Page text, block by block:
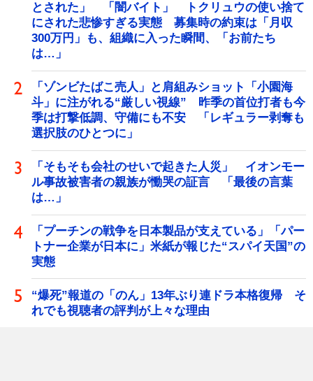
とされた」 「闇バイト」 トクリュウの使い捨て
にされた悲惨すぎる実態 募集時の約束は「月収
300万円」も、組織に入った瞬間、「お前たち
は…」
「ゾンビたばこ売人」と肩組みショット「小園海
斗」に注がれる“厳しい視線” 昨季の首位打者も今
季は打撃低調、守備にも不安 「レギュラー剥奪も
選択肢のひとつに」
「そもそも会社のせいで起きた人災」 イオンモー
ル事故被害者の親族が慟哭の証言 「最後の言葉
は…」
「プーチンの戦争を日本製品が支えている」「パー
トナー企業が日本に」米紙が報じた“スパイ天国”の
実態
“爆死”報道の「のん」13年ぶり連ドラ本格復帰 そ
れでも視聴者の評判が上々な理由